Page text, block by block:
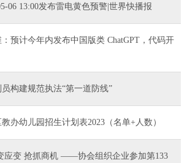
06 13:00发布雷电黄色预警|世界快播报
预计今年内发布中国版类 ChatGPT，代码开
构建规范执法“第一道防线”
办幼儿园招生计划表2023（名单+人数）
应变 抢抓商机 ——协会组织企业参加第133